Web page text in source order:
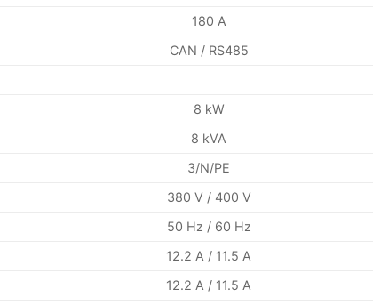
180 A
CAN / RS485
8 kW
8 kVA
3/N/PE
380 V / 400 V
50 Hz / 60 Hz
12.2 A / 11.5 A
12.2 A / 11.5 A